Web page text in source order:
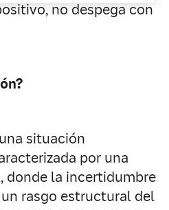
no despega con
situación
por una
donde la incertidumbre
rasgo estructural del